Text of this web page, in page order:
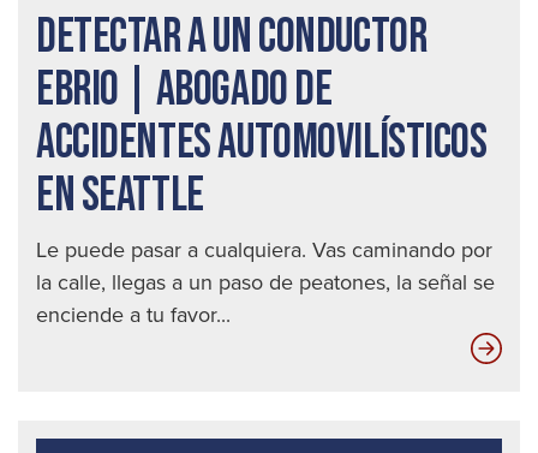
DETECTAR A UN CONDUCTOR
EBRIO | ABOGADO DE
ACCIDENTES AUTOMOVILÍSTICOS
EN SEATTLE
Le puede pasar a cualquiera. Vas caminando por
la calle, llegas a un paso de peatones, la señal se
enciende a tu favor...
Las